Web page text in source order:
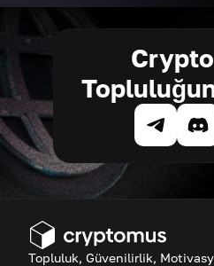
Topluluk, Güvenilirlik,